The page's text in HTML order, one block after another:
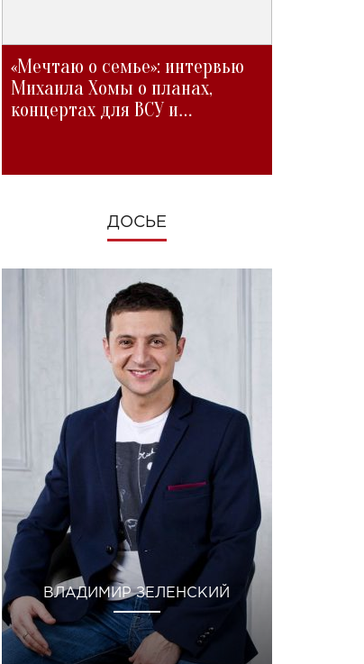
«Мечтаю о семье»: интервью
Михаила Хомы о планах,
концертах для ВСУ и
ДОСЬЕ
ВЛАДИМИР ЗЕЛЕНСКИЙ